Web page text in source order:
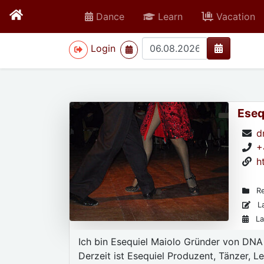
Dance Learn Vacation
Login
>
Ich bin Esequiel Maiolo Gründer von
Derzeit ist Esequiel Produzent, Tänzer,